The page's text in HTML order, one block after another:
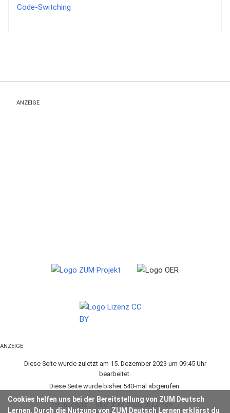
Code-Switching
Cookies helfen uns bei der Bereitstellung von ZUM Deutsch
Lernen. Durch die Nutzung von ZUM Deutsch Lernen erklärst du
ANZEIGE
ANZEIGE
Diese Seite wurde zuletzt am 15. Dezember 2023 um 09:45 Uhr
bearbeitet.
Diese Seite wurde bisher 540-mal abgerufen.
Datenschutz
Über ZUM Deutsch Lernen